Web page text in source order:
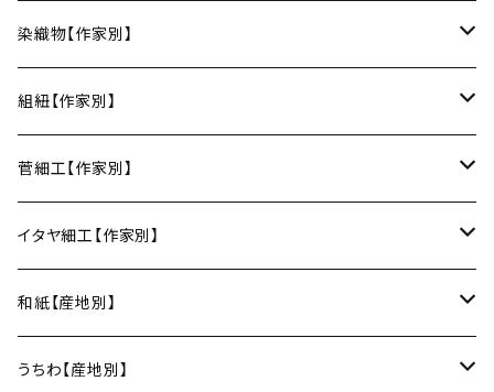
中鉢
お椀・ボウル
お椀
丼
湯呑・カップ
マグカップ
フリーカップ
酒器
ぐい呑み・盃
徳利
蓋物・キャニスター
そば猪口
箸・カトラリー
馬の目皿
AND C（瀬戸焼／愛知）
Trace Face（瀬戸焼／愛知）
m.m.d.（瀬戸焼／愛知）
LUC DE BOECK（京都）
小山研一（京都）
中村譲司（京都）
庵治漆 -AJIURUSHI
讃岐石地塗
erakko（京都）
suosikki（京都）
うるしおいしおはし
りょうび庵（曲げわっぱ／秋田）
erakko（木と漆／京都）
甲斐のぶお工房（竹のカトラリー／大分）
染織物【作家別】
藤本つむぎ工房（上田紬／長野）
巾着袋
ブックカバー
清原遥（テキスタイル／滋賀）
KOMOREBI
朝焼け
藍染屋ほうね（藍染／静岡）
京都のれん（風呂敷／京都）
小風呂敷（約50cm角）
Sugee textile（国産手ぬぐい）
組紐【作家別】
昇苑くみひも（京都）
リング
ブレスレット
菅細工【作家別】
深江菅細工（大阪）
イタヤ細工【作家別】
角館イタヤ工芸（秋田）
民芸イタヤ工房（秋田）
和紙【産地別】
出雲民藝紙（島根）
うちわ【産地別】